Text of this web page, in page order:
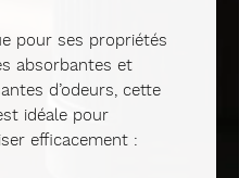
pour ses propriétés
absorbantes et
d’odeurs, cette
idéale pour
efficacement :